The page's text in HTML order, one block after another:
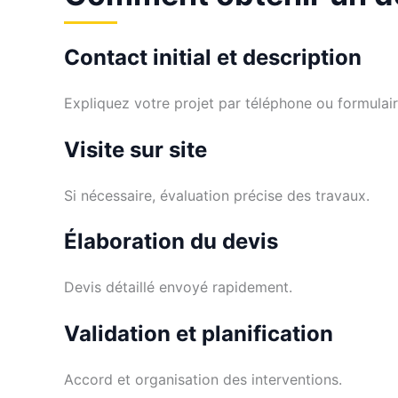
Contact initial et description
Expliquez votre projet par téléphone ou
Visite sur site
Si nécessaire, évaluation précise des travaux.
Élaboration du devis
Devis détaillé envoyé rapidement.
Validation et planification
Accord et organisation des interventions.